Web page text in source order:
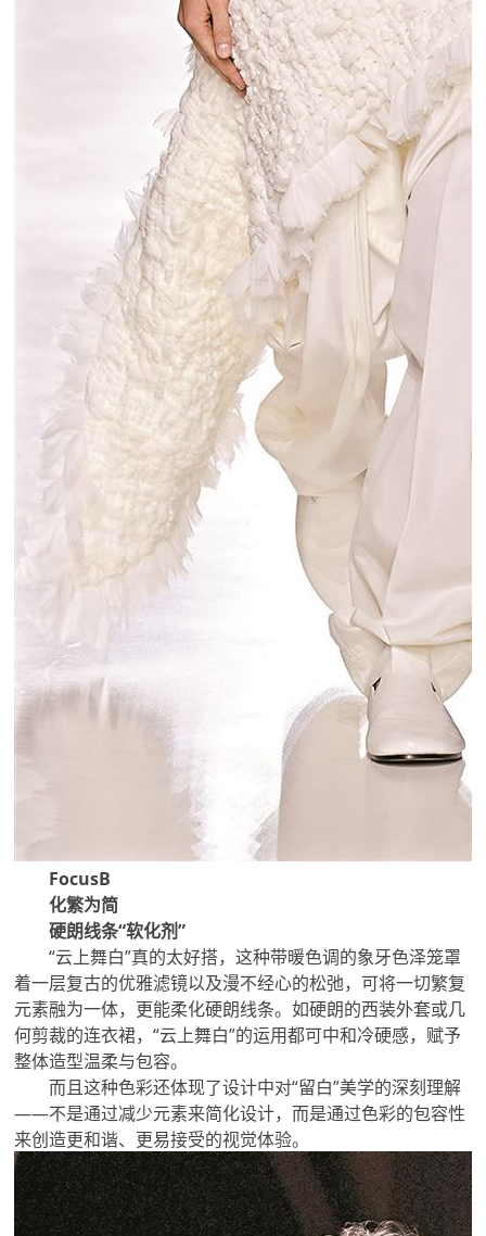
FocusB
化繁为简
硬朗线条“软化剂”
“云上舞白”真的太好搭，这种带暖色调的象牙色泽笼罩
着一层复古的优雅滤镜以及漫不经心的松弛，可将一切繁复
元素融为一体，更能柔化硬朗线条。如硬朗的西装外套或几
何剪裁的连衣裙，“云上舞白”的运用都可中和冷硬感，赋予
整体造型温柔与包容。
而且这种色彩还体现了设计中对“留白”美学的深刻理解
——不是通过减少元素来简化设计，而是通过色彩的包容性
来创造更和谐、更易接受的视觉体验。